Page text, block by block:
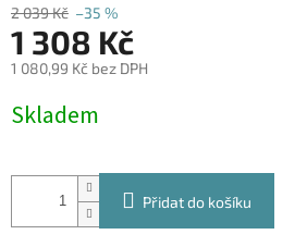
2 039 Kč –35 %
1 308 Kč
1 080,99 Kč bez DPH
cena:
Skladem
Přidat do košíku